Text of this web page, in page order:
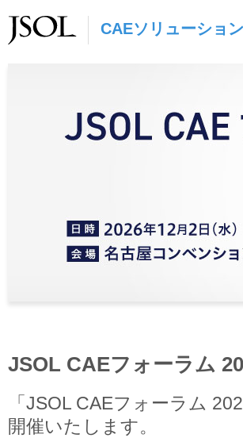
CAEソリューション
JSOL CAEフォーラム
「JSOL CAEフォーラム
開催いたします。